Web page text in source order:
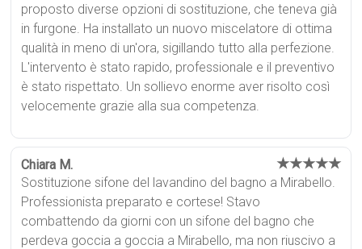
proposto diverse opzioni di sostituzione, che teneva già
in furgone. Ha installato un nuovo miscelatore di ottima
qualità in meno di un'ora, sigillando tutto alla perfezione.
L'intervento è stato rapido, professionale e il preventivo
è stato rispettato. Un sollievo enorme aver risolto così
velocemente grazie alla sua competenza.
Chiara M. ★★★★★
Sostituzione sifone del lavandino del bagno a Mirabello.
Professionista preparato e cortese! Stavo
combattendo da giorni con un sifone del bagno che
perdeva goccia a goccia a Mirabello, ma non riuscivo a